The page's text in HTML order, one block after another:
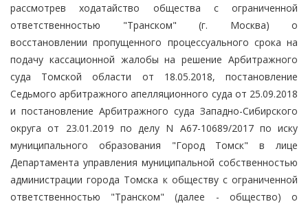
рассмотрев ходатайство общества с ограниченной
ответственностью "Транском" (г. Москва) о
восстановлении пропущенного процессуального срока на
подачу кассационной жалобы на решение Арбитражного
суда Томской области от 18.05.2018, постановление
Седьмого арбитражного апелляционного суда от 25.09.2018
и постановление Арбитражного суда Западно-Сибирского
округа от 23.01.2019 по делу N А67-10689/2017 по иску
муниципального образования "Город Томск" в лице
Департамента управления муниципальной собственностью
администрации города Томска к обществу с ограниченной
ответственностью "Транском" (далее - общество) о